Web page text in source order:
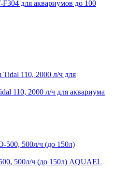
для аквариумов до 100
110, 2000 л/ч для аквариума
500л/ч (до 150л) AQUAEL